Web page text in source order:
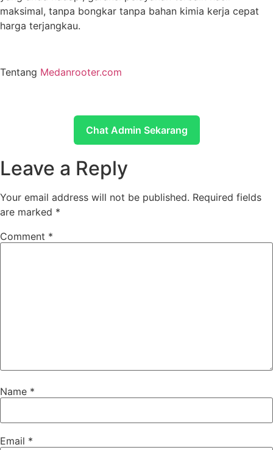
maksimal, tanpa bongkar tanpa bahan kimia kerja cepat
harga terjangkau.
Tentang Medanrooter.com
Chat Admin Sekarang
Leave a Reply
Your email address will not be published. Required fields
are marked *
Comment *
Name *
Email *